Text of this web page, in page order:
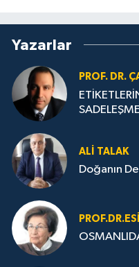
Yazarlar
PROF. DR.
ALI TALAK
Doğanın